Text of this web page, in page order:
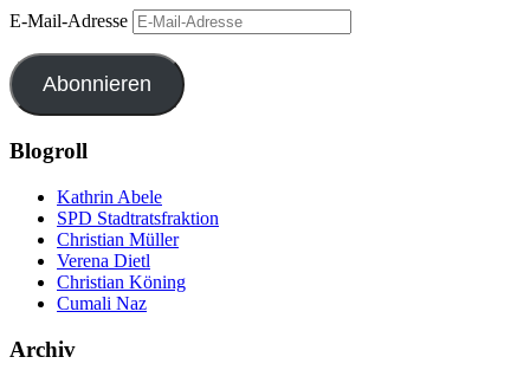
E-Mail-Adresse
Abonnieren
Blogroll
Kathrin Abele
SPD Stadtratsfraktion
Christian Müller
Verena Dietl
Christian Köning
Cumali Naz
Archiv